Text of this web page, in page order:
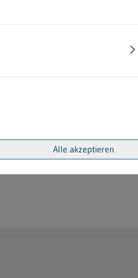
Behörde eine Liste der
erfolgt für Baden-
Alle akzeptieren